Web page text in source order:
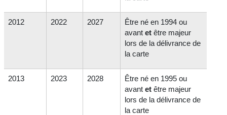
2012 2022 2027
Être né en 1994 ou
avantet être majeur
lors de la délivrance de
la carte
2013 2023 2028
Être né en 1995 ou
avantet être majeur
lors de la délivrance de
la carte